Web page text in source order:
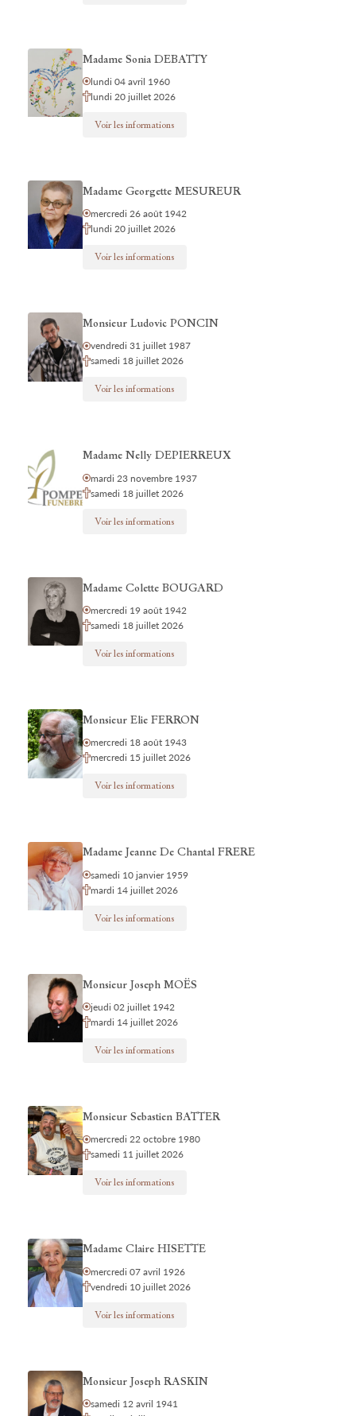
Madame Sonia DEBATTY
lundi 04 avril 1960
lundi 20 juillet 2026
Voir les informations
Madame Georgette MESUREUR
mercredi 26 août 1942
lundi 20 juillet 2026
Voir les informations
Monsieur Ludovic PONCIN
vendredi 31 juillet 1987
samedi 18 juillet 2026
Voir les informations
Madame Nelly DEPIERREUX
mardi 23 novembre 1937
samedi 18 juillet 2026
Voir les informations
Madame Colette BOUGARD
mercredi 19 août 1942
samedi 18 juillet 2026
Voir les informations
Monsieur Elie FERRON
mercredi 18 août 1943
mercredi 15 juillet 2026
Voir les informations
Madame Jeanne De Chantal FRERE
samedi 10 janvier 1959
mardi 14 juillet 2026
Voir les informations
Monsieur Joseph MOËS
jeudi 02 juillet 1942
mardi 14 juillet 2026
Voir les informations
Monsieur Sebastien BATTER
mercredi 22 octobre 1980
samedi 11 juillet 2026
Voir les informations
Madame Claire HISETTE
mercredi 07 avril 1926
vendredi 10 juillet 2026
Voir les informations
Monsieur Joseph RASKIN
samedi 12 avril 1941